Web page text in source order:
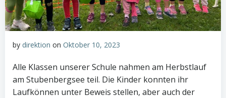
by direktion on Oktober 10, 2023
Alle Klassen unserer Schule nahmen am Herbstlauf
am Stubenbergsee teil. Die Kinder konnten ihr
Laufkönnen unter Beweis stellen, aber auch der